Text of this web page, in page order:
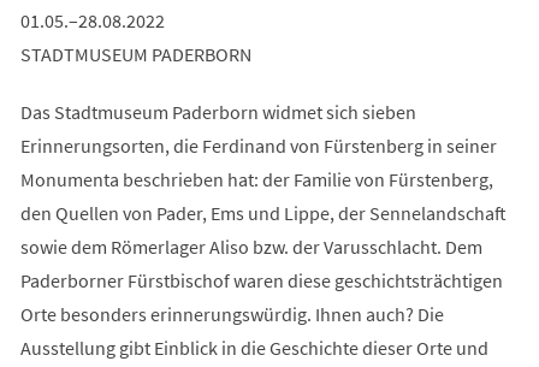
01.05.–28.08.2022
STADTMUSEUM PADERBORN
Das Stadtmuseum Paderborn widmet sich sieben
Erinnerungsorten, die Ferdinand von Fürstenberg in seiner
Monumenta beschrieben hat: der Familie von Fürstenberg,
den Quellen von Pader, Ems und Lippe, der Sennelandschaft
sowie dem Römerlager Aliso bzw. der Varusschlacht. Dem
Paderborner Fürstbischof waren diese geschichtsträchtigen
Orte besonders erinnerungswürdig. Ihnen auch? Die
Ausstellung gibt Einblick in die Geschichte dieser Orte und